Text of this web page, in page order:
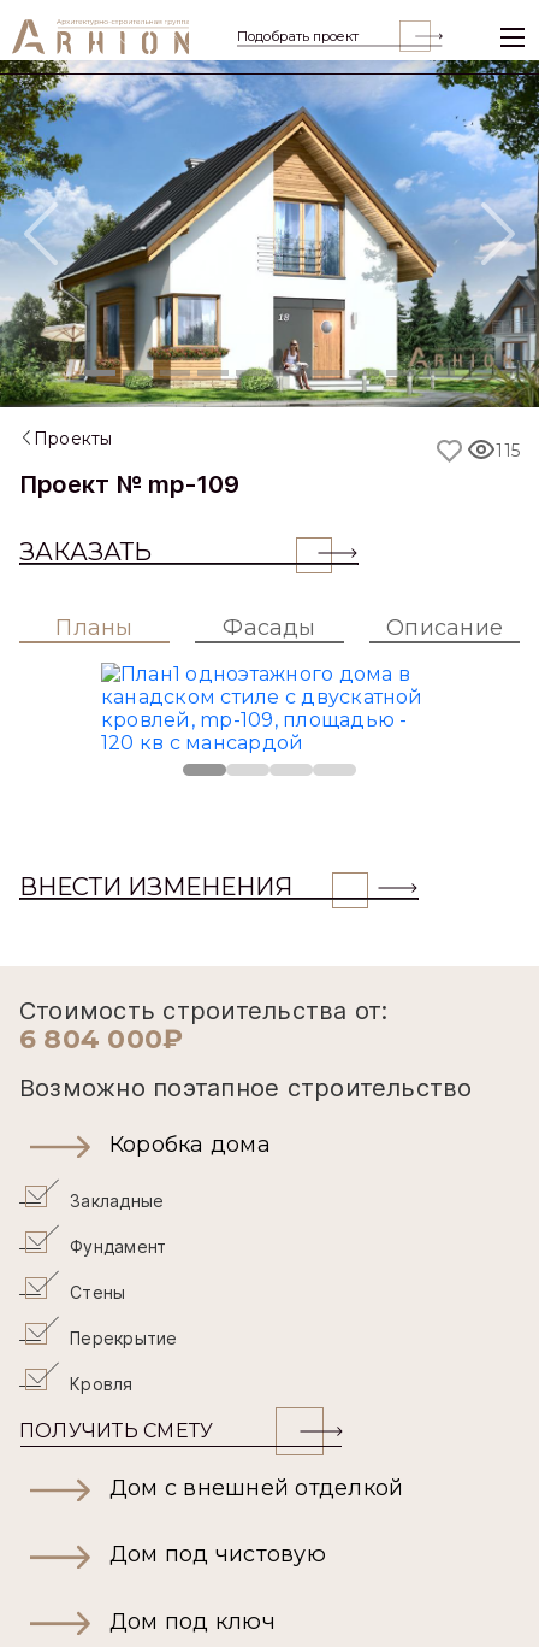
Подобрать проект
Previous
Проекты
Проект № mp-109
ЗАКАЗАТЬ
115
Планы Фасады Описание
ВНЕСТИ ИЗМЕНЕНИЯ
Стоимость строительства от:
6 804 000₽
Возможно поэтапное строительство
Коробка дома
Закладные
Фундамент
Стены
Перекрытие
Кровля
ПОЛУЧИТЬ СМЕТУ
Дом с внешней отделкой
Дом под чистовую
Дом под ключ